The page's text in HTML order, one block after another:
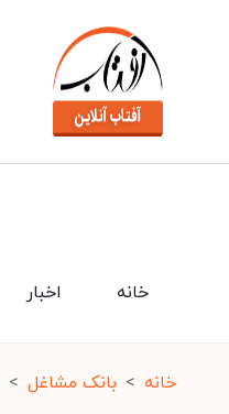
اخبار خانه
خانه بانک مشاغل